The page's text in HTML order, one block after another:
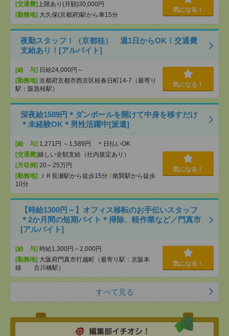
[交通費] 上限あり(月額)30,000円
[勤務地] 大久保(京都府)駅から車15分
気になる！
夜勤スタッフ！（京都桂） 週1日からOK！交通費
支給あり！[アルバイト]
[給 与] 日給24,000円～
[勤務地] 京都府京都市西京区桂春日町14-7（最寄り
駅：阪急桂駅）
気になる！
深夜給1589円＊ダンボールを開けて中身を移すだけ
＊未経験OK＊男性活躍中[派遣]
[給 与] 1,271円 ～1,589円 ＊日払いOK
[交通費]嬉しい全額支給（社内規定あり）
[月収例] 20～25万円
[勤務地]
ＪＲ長瀬駅から徒歩15分 / 南巽駅から徒歩
10分
気になる！
【時給1300円～】オフィス移転のお手伝いスタッフ
＊2か月間の短期バイト＊掃除、軽作業など／門真市
[アルバイト]
[給 与] 時給1,300円～2,000円
[勤務地] 大阪府門真市打越町（最寄り駅：京阪本
線 古川橋駅）
気になる！
すべて見る